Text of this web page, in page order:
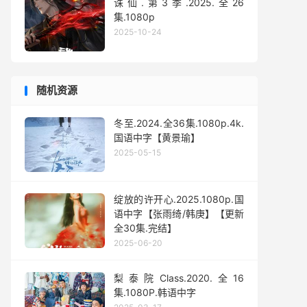
诛仙.第3季.2025.全26
集.1080p
2025-10-24
随机资源
冬至.2024.全36集.1080p.4k.
国语中字【黄景瑜】
2025-05-15
绽放的许开心.2025.1080p.国
语中字【张雨绮/韩庚】【更新
全30集.完结】
2025-06-20
梨泰院Class.2020.全16
集.1080P.韩语中字